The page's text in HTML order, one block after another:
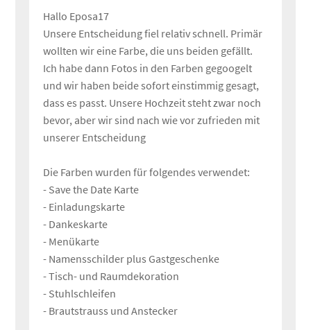
Hallo Eposa17
Unsere Entscheidung fiel relativ schnell. Primär
wollten wir eine Farbe, die uns beiden gefällt.
Ich habe dann Fotos in den Farben gegoogelt
und wir haben beide sofort einstimmig gesagt,
dass es passt. Unsere Hochzeit steht zwar noch
bevor, aber wir sind nach wie vor zufrieden mit
unserer Entscheidung
Die Farben wurden für folgendes verwendet:
- Save the Date Karte
- Einladungskarte
- Dankeskarte
- Menükarte
- Namensschilder plus Gastgeschenke
- Tisch- und Raumdekoration
- Stuhlschleifen
- Brautstrauss und Anstecker